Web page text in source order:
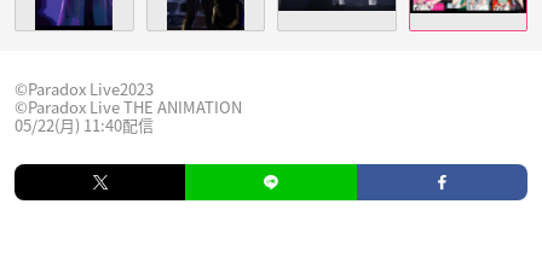
©Paradox Live2023
©Paradox Live THE ANIMATION
05/22(月) 11:40配信